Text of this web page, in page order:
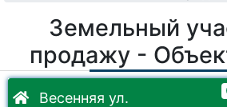
Земельный
продажу -
Весенняя ул.